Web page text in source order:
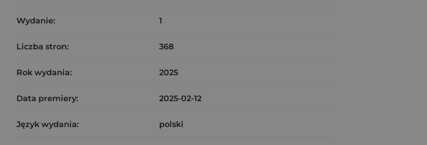
Wydanie: 1
Liczba stron: 368
Rok wydania: 2025
Data premiery: 2025-02-12
Język wydania: polski